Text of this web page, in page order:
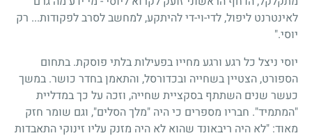
לאינטרנט ליפול, לדי-וי-די להיתקע, למחשב לסרב לפקודות... רק
יוסי."
יוסי ניצל כל רגע ורגע מחייו בפעילות בלתי פוסקת. בתחום
הספורט, הצטיין בשחייה ובכדורסל, והתאמן בחדר כושר. במשך
כעשר שנים השתתף בסקציית שחייה, וזכה על כך במדליית
"המתמיד". חבריו מספרים כי היה "מלך הסלים", וגם שומר חזק
מאוד: "לא היה ריבאונד שהוא לא היה מזנק עליו זינוקי התאבדות